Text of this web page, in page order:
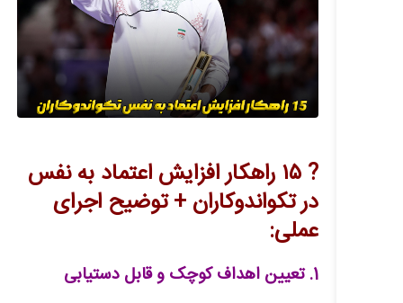
? ۱۵ راهکار افزایش اعتماد به نفس
در تکواندوکاران + توضیح اجرای
عملی:
1. تعیین اهداف کوچک و قابل دستیابی